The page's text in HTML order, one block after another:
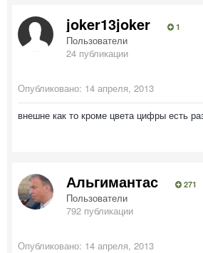
joker13joker 1
Пользователи
24 публикации
Опубликовано: 14 апреля, 2013
внешне как то кроме цвета цифры есть
Альгимантас 271
Пользователи
792 публикации
Опубликовано: 14 апреля, 2013